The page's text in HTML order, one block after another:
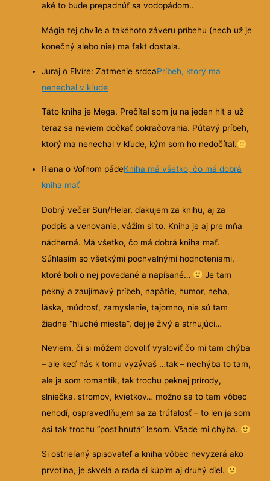
aké to bude prepadnúť sa vodopádom..
Mágia tej chvíle a takéhoto záveru príbehu (nech už je
konečný alebo nie) ma fakt dostala.
Juraj o Elvíre: Zatmenie srdcaPríbeh, ktorý ma
nenechal v kľude
Táto kniha je Mega. Prečítal som ju na jeden hlt a už
teraz sa neviem dočkať pokračovania. Pútavý príbeh,
ktorý ma nenechal v kľude, kým som ho nedočítal.
Riana o Voľnom pádeKniha má všetko, čo má dobrá
kniha mať
Dobrý večer Sun/Helar, ďakujem za knihu, aj za
podpis a venovanie, vážim si to. Kniha je aj pre mňa
nádherná. Má všetko, čo má dobrá kniha mať.
Súhlasím so všetkými pochvalnými hodnoteniami,
ktoré boli o nej povedané a napísané…
Je tam
pekný a zaujímavý príbeh, napätie, humor, neha,
láska, múdrosť, zamyslenie, tajomno, nie sú tam
žiadne “hluché miesta”, dej je živý a strhujúci…
Neviem, či si môžem dovoliť vysloviť čo mi tam chýba
– ale keď nás k tomu vyzývaš …tak – nechýba to tam,
ale ja som romantik, tak trochu peknej prírody,
slniečka, stromov, kvietkov… možno sa to tam vôbec
nehodí, ospravedlňujem sa za trúfalosť – to len ja som
asi tak trochu “postihnutá” lesom. Všade mi chýba.
Si ostrieľaný spisovateľ a kniha vôbec nevyzerá ako
prvotina, je skvelá a rada si kúpim aj druhý diel.